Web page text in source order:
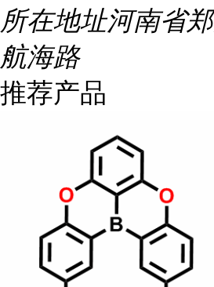
所在地址河南省
航海路
推荐产品